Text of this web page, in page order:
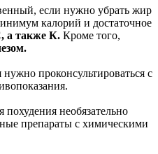
если нужно убрать жир
калорий и достаточное
а также К. Кроме того,
проконсультироваться с
похудения необязательно
препараты с химическими